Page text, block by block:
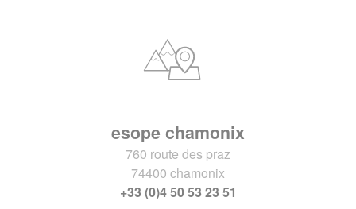
esope chamonix
760 route des praz
74400 chamonix
+33 (0)4 50 53 23 51